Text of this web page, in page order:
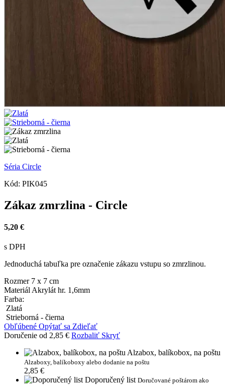
Séria Circle
Kód: PIK045
Zákaz zmrzlina - Circle
5,20 €
s DPH
Jednoduchá tabuľka pre označenie zákazu vstupu so zmrzlinou.
Rozmer 7 x 7 cm
MateriálAkrylát hr. 1,6mm
Farba:
Zlatá
Strieborná - čierna
Obľúbené Opýtať sa Zdieľať
Doručenie od 2,85 € Rozbaliť Skryť
Alzabox, balíkobox, na poštu
Alzaboxy, balíkoboxy alebo dodanie na poštu
2,85 €
Doporučený list Doručované poštárom ako